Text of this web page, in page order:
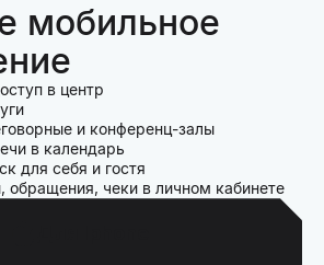
мобильное
в центр
и конференц-залы
в календарь
для себя и гостя
обращения, чеки в личном кабинете